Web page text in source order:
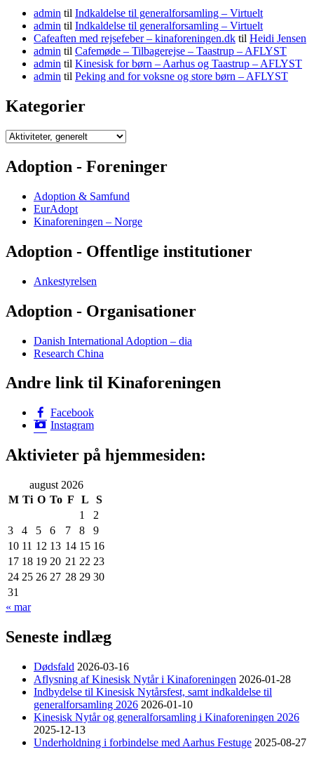
admin til Indkaldelse til generalforsamling – Virtuelt
admin til Indkaldelse til generalforsamling – Virtuelt
Cafeaften med rejsefeber – kinaforeningen.dk til Heidi Jensen
admin til Cafemøde – Tilbagerejse – Taastrup – AFLYST
admin til Kinesisk for børn – Aarhus og Taastrup – AFLYST
admin til Peking and for voksne og store børn – AFLYST
Kategorier
Kategorier
Adoption - Foreninger
Adoption & Samfund
EurAdopt
Kinaforeningen – Norge
Adoption - Offentlige institutioner
Ankestyrelsen
Adoption - Organisationer
Danish International Adoption – dia
Research China
Andre link til Kinaforeningen
Facebook
Instagram
Aktivieter på hjemmesiden:
august 2026
M Ti O To F L
S
1
2
3
4 5 6 7 8
9
10 11 12 13 14 15 16
17 18 19 20 21 22 23
24 25 26 27 28 29 30
31
« mar
Seneste indlæg
Dødsfald 2026-03-16
Aflysning af Kinesisk Nytår i Kinaforeningen 2026-01-28
Indbydelse til Kinesisk Nytårsfest, samt indkaldelse til
generalforsamling 2026 2026-01-10
Kinesisk Nytår og generalforsamling i Kinaforeningen 2026
2025-12-13
Underholdning i forbindelse med Aarhus Festuge 2025-08-27